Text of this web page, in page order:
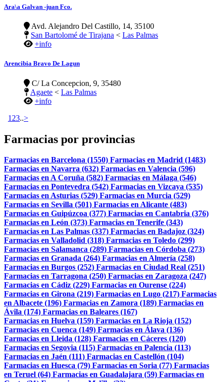
Ara\a Galvan -juan Fco.
Avd. Alejandro Del Castillo, 14, 35100
San Bartolomé de Tirajana < Las Palmas
+info
Arencibia Bravo De Lagun
C/ La Concepcion, 9, 35480
Agaete < Las Palmas
+info
1 23..>
Farmacias por provincias
Farmacias en Barcelona (1550) Farmacias en Madrid (1483)
Farmacias en Navarra (632) Farmacias en Valencia (596)
Farmacias en A Coruña (582) Farmacias en Málaga (546)
Farmacias en Pontevedra (542) Farmacias en Vizcaya (535)
Farmacias en Asturias (529) Farmacias en Murcia (529)
Farmacias en Sevilla (501) Farmacias en Alicante (483)
Farmacias en Guipúzcoa (377) Farmacias en Cantabria (376)
Farmacias en León (373) Farmacias en Tenerife (343)
Farmacias en Las Palmas (337) Farmacias en Badajoz (324)
Farmacias en Valladolid (318) Farmacias en Toledo (299)
Farmacias en Salamanca (289) Farmacias en Córdoba (273)
Farmacias en Granada (264) Farmacias en Almería (258)
Farmacias en Burgos (252) Farmacias en Ciudad Real (251)
Farmacias en Tarragona (250) Farmacias en Zaragoza (247)
Farmacias en Cádiz (229) Farmacias en Ourense (224)
Farmacias en Girona (219) Farmacias en Lugo (217) Farmacias
en Albacete (196) Farmacias en Zamora (189) Farmacias en
Ávila (174) Farmacias en Baleares (167)
Farmacias en Huelva (159) Farmacias en La Rioja (152)
Farmacias en Cuenca (149) Farmacias en Álava (136)
Farmacias en Lleida (128) Farmacias en Cáceres (120)
Farmacias en Segovia (115) Farmacias en Palencia (113)
Farmacias en Jaén (111) Farmacias en Castellón (104)
Farmacias en Huesca (79) Farmacias en Soria (77) Farmacias
en Teruel (64) Farmacias en Guadalajara (59) Farmacias en